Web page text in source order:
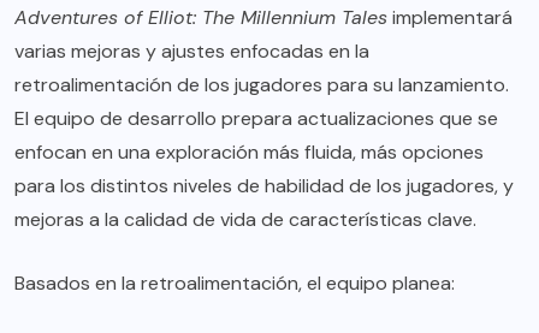
Adventures of Elliot: The Millennium Talesimplementará
varias mejoras y ajustes enfocadas en la
retroalimentación de los jugadores para su lanzamiento.
El equipo de desarrollo prepara actualizaciones que se
enfocan en una exploración más fluida, más opciones
para los distintos niveles de habilidad de los jugadores, y
mejoras a la calidad de vida de características clave.
Basados en la retroalimentación, el equipo planea: